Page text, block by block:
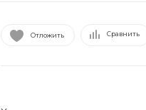
Отложить Сравнить